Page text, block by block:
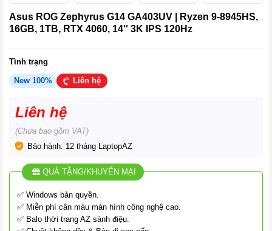
Asus ROG Zephyrus G14 GA403UV | Ryzen 9-8945HS,
16GB, 1TB, RTX 4060, 14'' 3K IPS 120Hz
Tình trạng
New 100% Liên hệ
Liên hệ
(Chưa bao gồm VAT)
Bảo hành: 12 tháng LaptopAZ
QUÀ TẶNG/KHUYẾN MẠI
✅ Windows bản quyền.
✅ Miễn phí cân màu màn hình công nghệ cao.
✅ Balo thời trang AZ sành điệu.